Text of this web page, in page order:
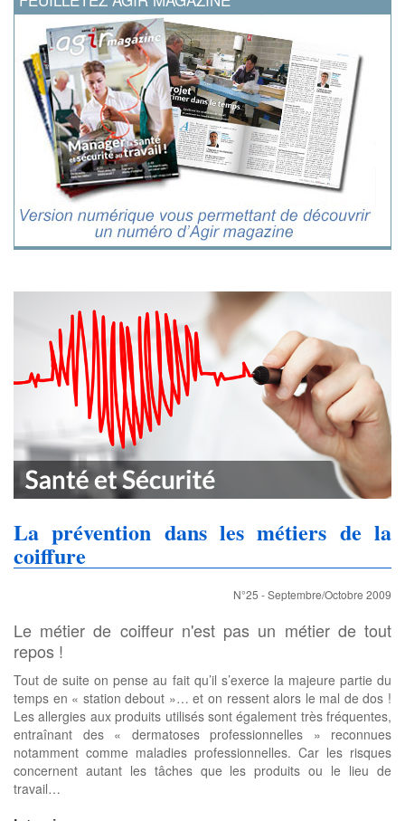
La prévention dans les métiers de la
coiffure
N°25 - Septembre/Octobre 2009
Le métier de coiffeur n'est pas un métier de tout
repos !
Tout de suite on pense au fait qu’il s’exerce la majeure partie du
temps en « station debout »… et on ressent alors le mal de dos !
Les allergies aux produits utilisés sont également très fréquentes,
entraînant des « dermatoses professionnelles » reconnues
notamment comme maladies professionnelles. Car les risques
concernent autant les tâches que les produits ou le lieu de
travail…